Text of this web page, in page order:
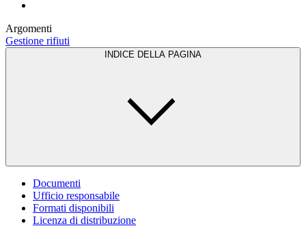
Argomenti
Gestione rifiuti
INDICE DELLA PAGINA
Documenti
Ufficio responsabile
Formati disponibili
Licenza di distribuzione